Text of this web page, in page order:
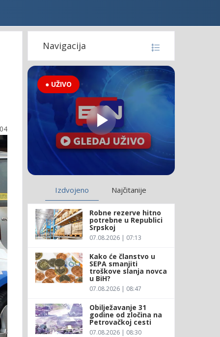
Navigacija
● UŽIVO
Izdvojeno Najčitanije
Robne rezerve hitno
potrebne u Republici
Srpskoj
07.08.2026 | 07:13
Kako će članstvo u
SEPA smanjiti
troškove slanja novca
u BiH?
07.08.2026 | 08:47
Obilježavanje 31
godine od zločina na
Petrovačkoj cesti
07.08.2026 | 08:30